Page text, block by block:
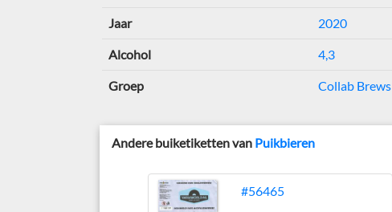
Jaar 2020
Alcohol 4,3
Groep Collab Brews
Andere buiketiketten van Puikbieren
#56465